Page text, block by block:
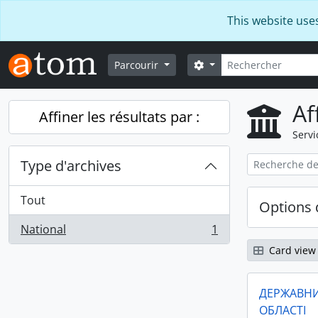
This website
Parcourir Rechercher
Search options
Affiner les résultats par :
Type d'archives
Tout
National
, 1 résultats 1
Options
Card view
ОБЛАСТІ